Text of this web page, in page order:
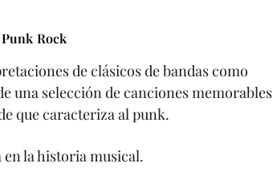
Rock
de clásicos de bandas como
una selección de canciones memorables
que caracteriza al punk.
en la historia musical.